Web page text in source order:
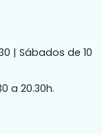
| Sábados de 10
a 20.30h.